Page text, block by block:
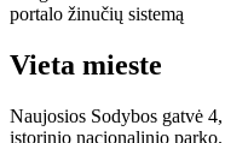
portalo žinučių sistemą
Vieta mieste
Naujosios Sodybos gatvė
istorinio nacionalinio